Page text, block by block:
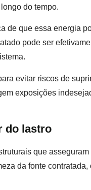
do tempo.
de que essa energia
pode ser
evitar riscos de
exposições
do lastro
que
da fonte